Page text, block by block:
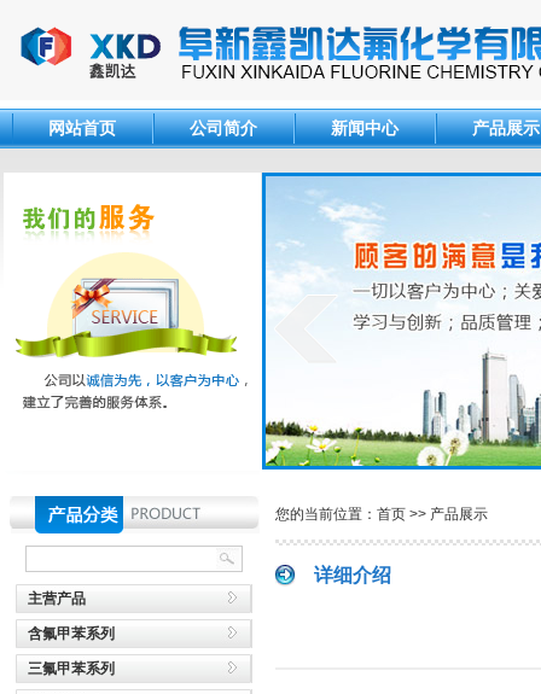
网站首页 公司简介 新闻中心 产品展示
主营产品
含氟甲苯系列
三氟甲苯系列
您的当前位置： 首页 >> 产品展示
详细介绍